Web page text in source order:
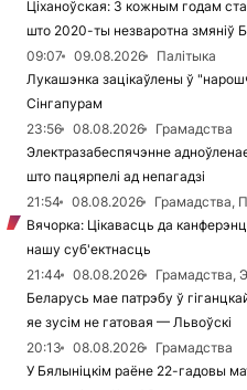
Ціханоўская: З кожным годам
што 2020-ты незваротна змяніў
09:07
09.08.2026
Палітыка
Лукашэнка зацікаўлены ў
Сінгапурам
23:56
08.08.2026
Грамадства
Электразабеспячэнне
што пацярпелі ад непагадзі
21:54
08.08.2026
Грамадства,
Вячорка: Цікавасць да
нашу суб'ектнасць
21:44
08.08.2026
Грамадства,
Беларусь мае патрэбу ў
яе зусім не гатовая — Львоўскі
20:13
08.08.2026
Грамадства
У Бялыніцкім раёне 22-гадовы